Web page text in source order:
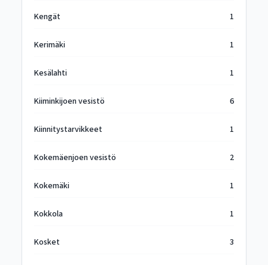
Kengät 1
Kerimäki 1
Kesälahti 1
Kiiminkijoen vesistö 6
Kiinnitystarvikkeet 1
Kokemäenjoen vesistö 2
Kokemäki 1
Kokkola 1
Kosket 3